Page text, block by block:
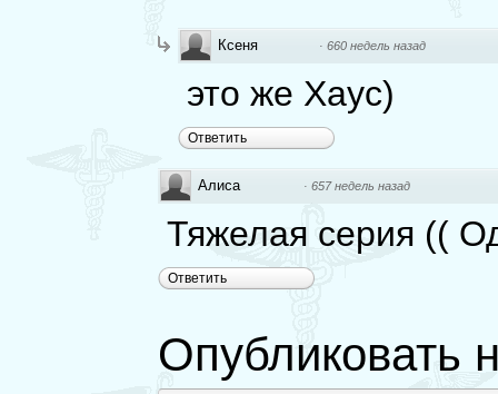
Ксеня · 660 недель назад
это же Хаус)
Ответить
Алиса · 657 недель назад
Тяжелая серия ((
Ответить
Опубликовать